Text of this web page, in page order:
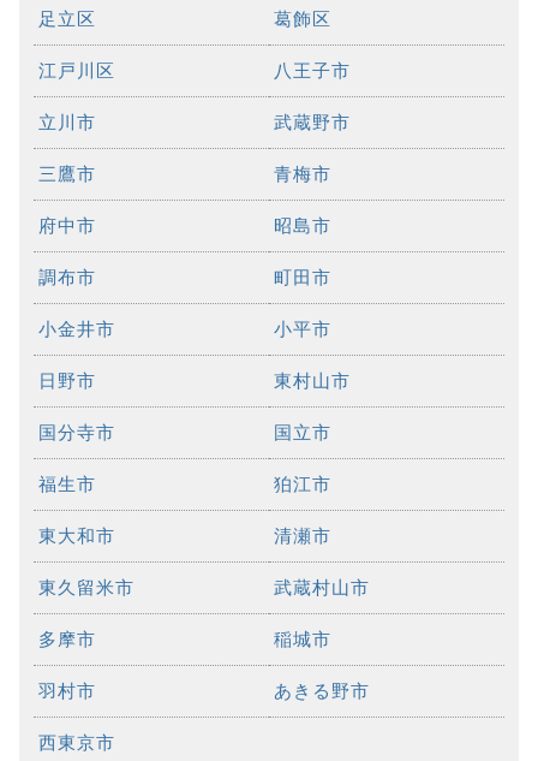
足立区 葛飾区
江戸川区 八王子市
立川市 武蔵野市
三鷹市 青梅市
府中市 昭島市
調布市 町田市
小金井市 小平市
日野市 東村山市
国分寺市 国立市
福生市 狛江市
東大和市 清瀬市
東久留米市 武蔵村山市
多摩市 稲城市
羽村市 あきる野市
西東京市